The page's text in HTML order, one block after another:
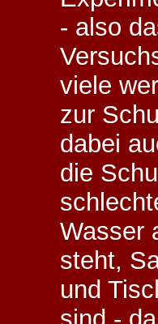
- also
viele
zur
dabei
die
Wasser
steht,
und